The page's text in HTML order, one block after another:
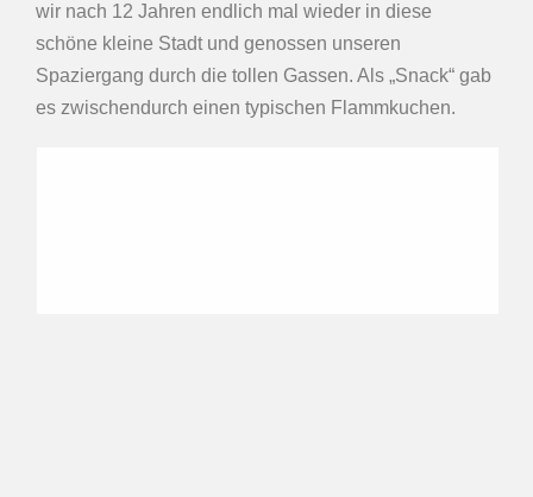
wir nach 12 Jahren endlich mal wieder in diese
schöne kleine Stadt und genossen unseren
Spaziergang durch die tollen Gassen. Als „Snack“ gab
es zwischendurch einen typischen Flammkuchen.